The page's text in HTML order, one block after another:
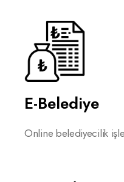
E-Belediye
Online belediyecilik